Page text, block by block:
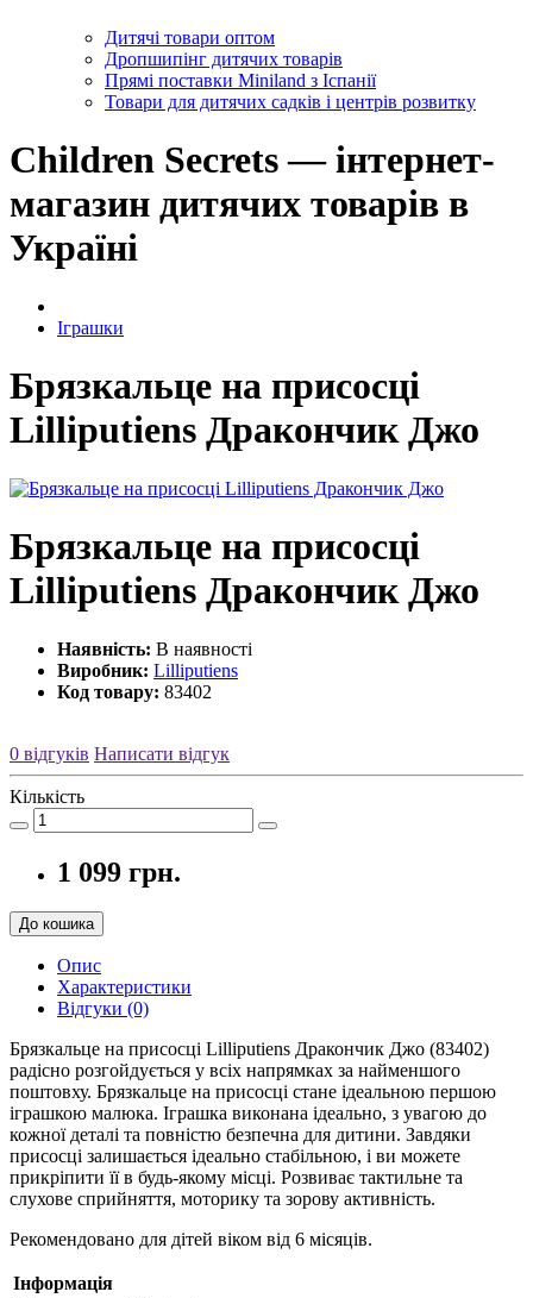
Дитячі товари оптом
Дропшипінг дитячих товарів
Прямі поставки Miniland з Іспанії
Товари для дитячих садків і центрів розвитку
Children Secrets — інтернет-
магазин дитячих товарів в
Україні
Іграшки
Брязкальце на присосці
Lilliputiens Дракончик Джо
Брязкальце на присосці
Lilliputiens Дракончик Джо
Наявність: В наявності
Виробник: Lilliputiens
Код товару: 83402
0 відгуків Написати відгук
Кількість
1 099 грн.
До кошика
Опис
Характеристики
Відгуки (0)
Брязкальце на присосці Lilliputiens Дракончик Джо (83402)
радісно розгойдується у всіх напрямках за найменшого
поштовху. Брязкальце на присосці стане ідеальною першою
іграшкою малюка. Іграшка виконана ідеально, з увагою до
кожної деталі та повністю безпечна для дитини. Завдяки
присосці залишається ідеально стабільною, і ви можете
прикріпити її в будь-якому місці. Розвиває тактильне та
слухове сприйняття, моторику та зорову активність.
Рекомендовано для дітей віком від 6 місяців.
Інформація